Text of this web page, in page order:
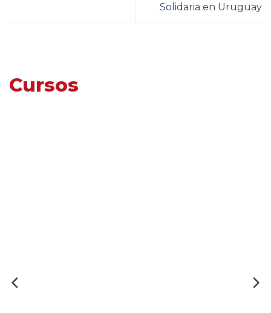
Solidaria en Uruguay
Cursos